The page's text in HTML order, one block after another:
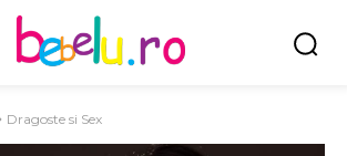
Dragoste si Sex